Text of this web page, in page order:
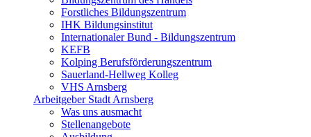
Forstliches Bildungszentrum
IHK Bildungsinstitut
Internationaler Bund - Bildungszentrum
KEFB
Kolping Berufsförderungszentrum
Sauerland-Hellweg Kolleg
VHS Arnsberg
Arbeitgeber Stadt Arnsberg
Was uns ausmacht
Stellenangebote